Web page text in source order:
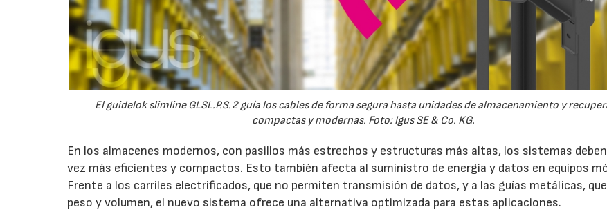
El guidelok slimline GLSL.P.S.2 guía los cables de forma segura hasta unidades de almacenamiento y
compactas y modernas. Foto: Igus SE & Co. KG.
En los almacenes modernos, con pasillos más estrechos y estructuras más altas, los sistemas
vez más eficientes y compactos. Esto también afecta al suministro de energía y datos en equipos
Frente a los carriles electrificados, que no permiten transmisión de datos, y a las guías metálicas,
peso y volumen, el nuevo sistema ofrece una alternativa optimizada para estas aplicaciones.